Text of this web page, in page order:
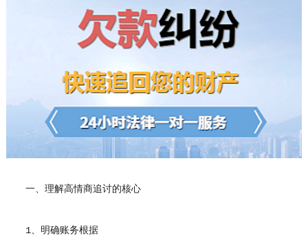
一、理解高情商追讨的核心
1、明确账务根据